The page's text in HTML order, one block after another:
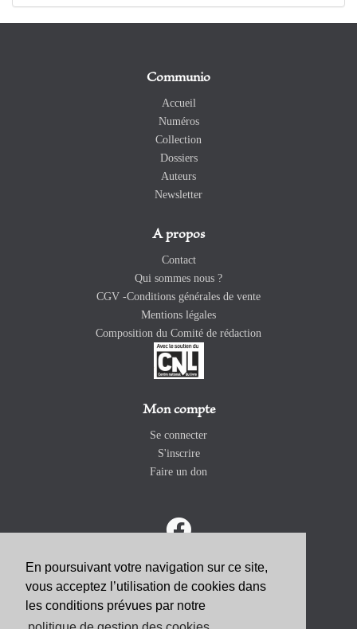
En poursuivant votre navigation sur ce site,
vous acceptez l’utilisation de cookies dans
les conditions prévues par notre
Communio
Accueil
Numéros
Collection
Dossiers
Auteurs
Newsletter
A propos
Contact
Qui sommes nous ?
CGV -Conditions générales de vente
Mentions légales
Composition du Comité de rédaction
Mon compte
Se connecter
S'inscrire
Faire un don
ABONNEZ-VOUS